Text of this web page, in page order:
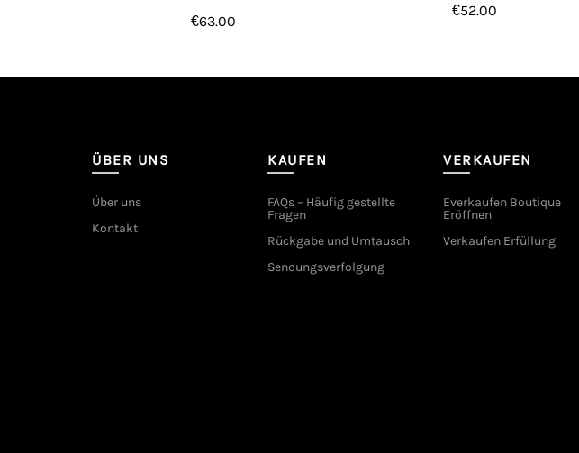
€63.00
€52.00
ÜBER UNS
Über uns
Kontakt
KAUFEN
FAQs – Häufig gestellte
Fragen
Rückgabe und Umtausch
Sendungsverfolgung
VERKAUFEN
Everkaufen Boutique
Eröffnen
Verkaufen Erfüllung